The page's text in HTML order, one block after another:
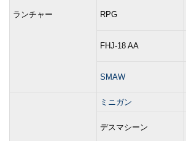
ランチャー RPG
FHJ-18 AA
SMAW
ミニガン
デスマシーン